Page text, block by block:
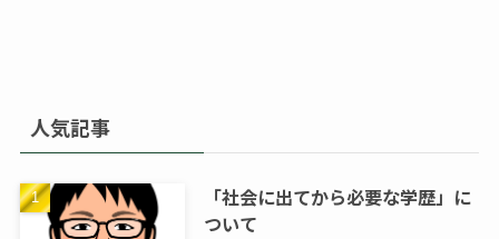
人気記事
「社会に出てから必要な学歴」に
ついて